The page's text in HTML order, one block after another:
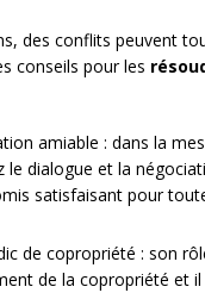
des conflits peuvent
conseils pour les
amiable : dans la
le dialogue et la
satisfaisant pour
de copropriété : son
de la copropriété et